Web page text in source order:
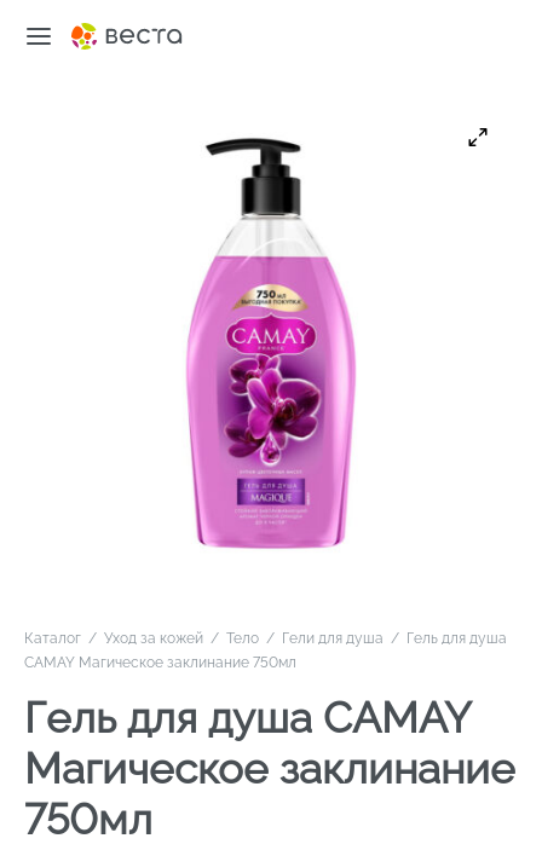
Каталог / Уход за кожей / Тело / Гели для душа / Гель для душа
CAMAY Магическое заклинание 750мл
Гель для душа CAMAY
Магическое заклинание
750мл